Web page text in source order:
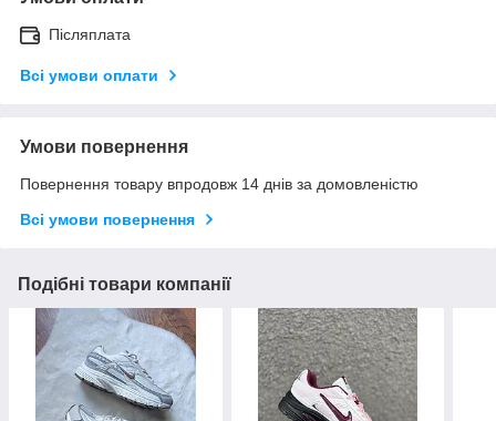
Післяплата
Всі умови оплати
Умови повернення
Повернення товару впродовж 14 днів за домовленістю
Всі умови повернення
Подібні товари компанії